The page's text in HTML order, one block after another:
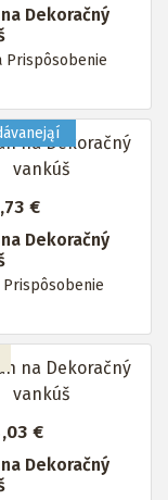
Dekoračný
Prispôsobenie
€
Dekoračný
Prispôsobenie
€
Dekoračný